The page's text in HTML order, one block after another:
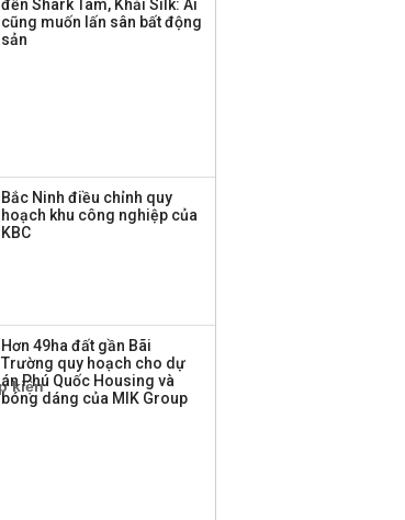
‘phất lên’ trong tháng 8,
nhóm ngành nào có
đến Shark Tam, Khải Silk: Ai
cũng muốn lấn sân bất động
sản
Bắc Ninh điều chỉnh quy
hoạch khu công nghiệp của
KBC
Hơn 49ha đất gần Bãi
Trường quy hoạch cho dự
án Phú Quốc Housing và
bóng dáng của MIK Group